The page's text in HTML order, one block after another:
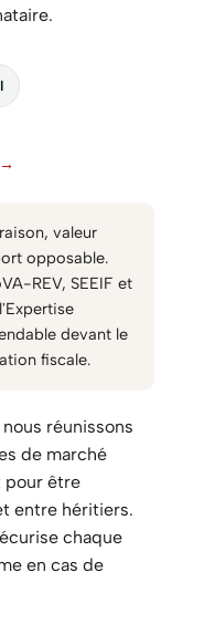
valeur
opposable.
REV, SEEIF et
devant le
fiscale.
réunissons
de marché
pour être
entre héritiers.
chaque
en cas de